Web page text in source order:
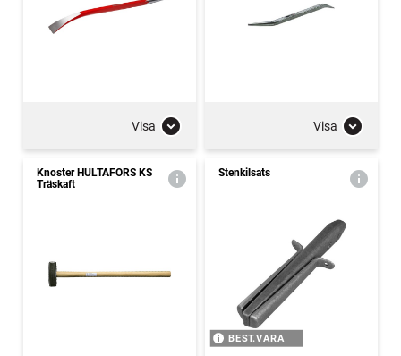
Visa Visa
Knoster HULTAFORS KS
Träskaft
Stenkilsats
BEST.VARA